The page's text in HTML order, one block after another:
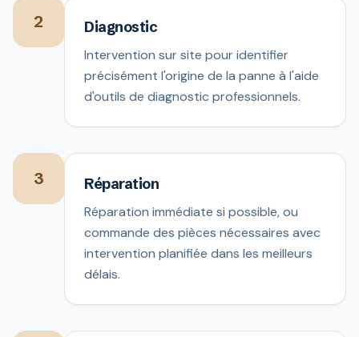
2 Diagnostic
Intervention sur site pour identifier
précisément l'origine de la panne à l'aide
d'outils de diagnostic professionnels.
3 Réparation
Réparation immédiate si possible, ou
commande des pièces nécessaires avec
intervention planifiée dans les meilleurs
délais.